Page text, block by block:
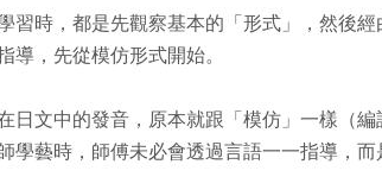
習時，都是先觀察基本的「形式」，然後
，先從模仿形式開始。
日文中的發音，原本就跟「模仿」一樣（
學藝時，師傅未必會透過言語一一指導，